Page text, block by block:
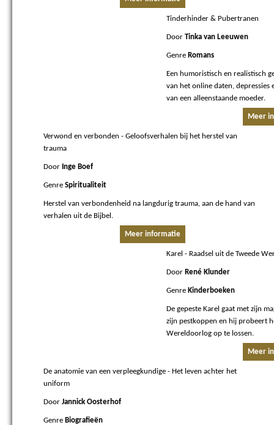
Tinderhinder & Pubertranen
Door Tinka van Leeuwen
Genre Romans
Een humoristisch en realistisch
van het online daten, depressies
van een alleenstaande moeder.
Meer
Verwond en verbonden - Geloofsverhalen bij het herstel van
trauma
Door Inge Boef
Genre Spiritualiteit
Herstel van verbondenheid na langdurig trauma, aan de hand van
verhalen uit de Bijbel.
Meer informatie
Karel - Raadsel uit de Tweede
Door René Klunder
Genre Kinderboeken
De gepeste Karel gaat met zijn
zijn pestkoppen en hij probeert
Wereldoorlog op te lossen.
Meer
De anatomie van een verpleegkundige - Het leven achter het
uniform
Door Jannick Oosterhof
Genre Biografieën